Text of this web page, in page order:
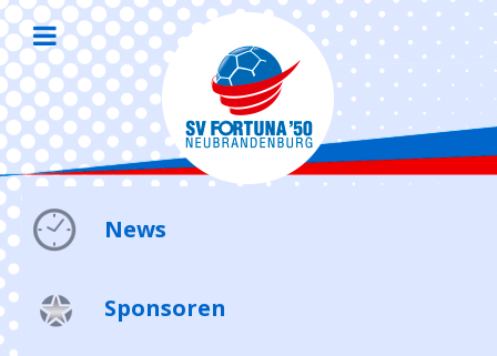
News
Sponsoren